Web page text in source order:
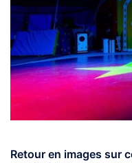
Retour en images sur